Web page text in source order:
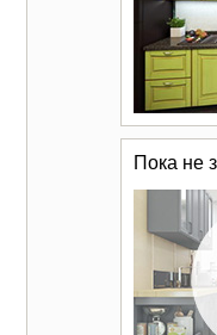
Пока не